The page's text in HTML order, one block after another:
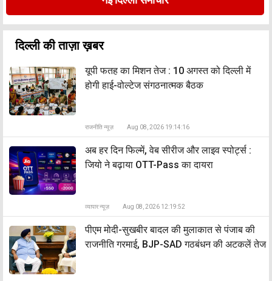
दिल्ली की ताज़ा ख़बर
यूपी फतह का मिशन तेज : 10 अगस्त को दिल्ली में
होगी हाई-वोल्टेज संगठनात्मक बैठक
राजनीति न्यूज़ Aug 08, 2026 19:14:16
अब हर दिन फिल्में, वेब सीरीज और लाइव स्पोर्ट्स :
जियो ने बढ़ाया OTT-Pass का दायरा
व्यापार न्यूज़ Aug 08, 2026 12:19:52
पीएम मोदी-सुखबीर बादल की मुलाकात से पंजाब की
राजनीति गरमाई, BJP-SAD गठबंधन की अटकलें तेज